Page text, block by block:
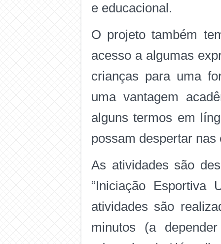
e educacional.
O projeto também
acesso a algumas
crianças para uma
uma vantagem
alguns termos em
possam despertar
As atividades são
“Iniciação Esportiva
atividades são
minutos (a